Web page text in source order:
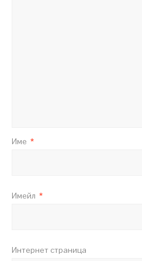
Име *
Имейл *
Интернет страница